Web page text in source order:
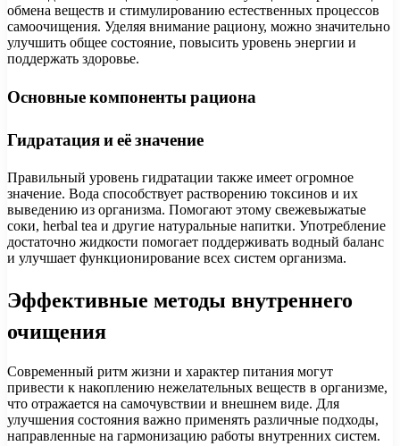
обмена веществ и стимулированию естественных процессов
самоочищения. Уделяя внимание рациону, можно значительно
улучшить общее состояние, повысить уровень энергии и
поддержать здоровье.
Основные компоненты рациона
Гидратация и её значение
Правильный уровень гидратации также имеет огромное
значение. Вода способствует растворению токсинов и их
выведению из организма. Помогают этому свежевыжатые
соки, herbal tea и другие натуральные напитки. Употребление
достаточно жидкости помогает поддерживать водный баланс
и улучшает функционирование всех систем организма.
Эффективные методы внутреннего
очищения
Современный ритм жизни и характер питания могут
привести к накоплению нежелательных веществ в организме,
что отражается на самочувствии и внешнем виде. Для
улучшения состояния важно применять различные подходы,
направленные на гармонизацию работы внутренних систем.